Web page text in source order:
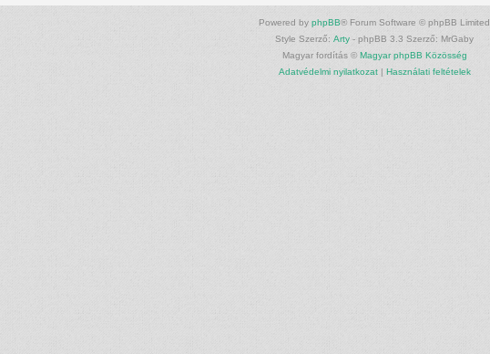
Powered by phpBB® Forum Software © phpBB Limited
Style Szerző: Arty - phpBB 3.3 Szerző: MrGaby
Magyar fordítás © Magyar phpBB Közösség
Adatvédelmi nyilatkozat| Használati feltételek